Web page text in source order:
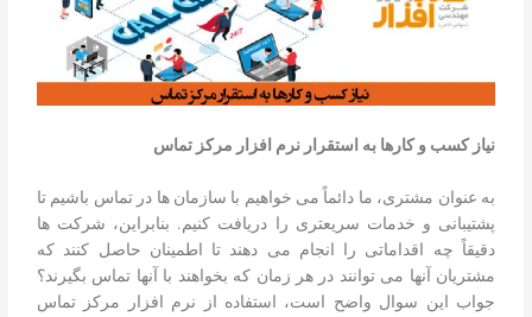
نیاز کسب و کارها به استقرار نرم افزار مرکز تماس
به عنوان مشتری، ما دائماً می خواهیم با سازمان ها در تماس باشیم تا
پشتیبانی و خدمات سریعتری را دریافت کنیم. بنابراین، شرکت ها
دقیقاً چه اقداماتی را انجام می دهند تا اطمینان حاصل کنند که
مشتریان آنها می توانند در هر زمان که بخواهند با آنها تماس بگیرند؟
جواب این سوال واضح است، استفاده از نرم افزار مرکز تماس